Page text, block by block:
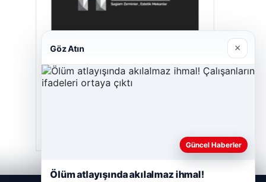
Hastaş Beton
Göz Atın ×
Güncel Haberler
Ölüm atlayışında akılalmaz ihmal!